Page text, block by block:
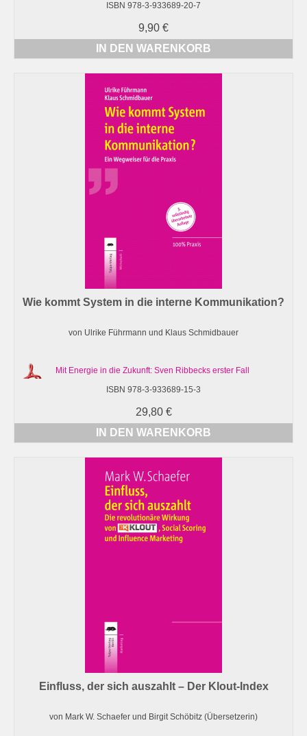
ISBN 978-3-933689-20-7
9,90 €
IN DEN WARENKORB
Wie kommt System in die interne Kommunikation?
von Ulrike Führmann und Klaus Schmidbauer
Mit Energie in die Zukunft: Sven Ribbecks erster Fall
ISBN 978-3-933689-15-3
29,80 €
IN DEN WARENKORB
Einfluss, der sich auszahlt – Der Klout-Index
von Mark W. Schaefer und Birgit Schöbitz (Übersetzerin)